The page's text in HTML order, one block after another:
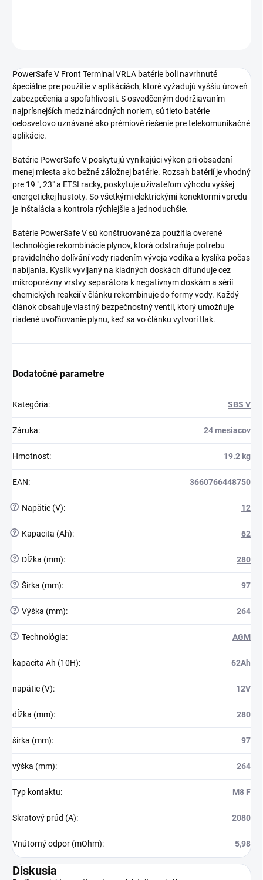
PowerSafe V Front Terminal VRLA batérie boli navrhnuté
špeciálne pre použitie v aplikáciách, ktoré vyžadujú vyššiu úroveň
zabezpečenia a spoľahlivosti. S osvedčeným dodržiavaním
najprísnejších medzinárodných noriem, sú tieto batérie
celosvetovo uznávané ako prémiové riešenie pre telekomunikačné
aplikácie.
Batérie PowerSafe V poskytujú vynikajúci výkon pri obsadení
menej miesta ako bežné záložnej batérie. Rozsah batérií je vhodný
pre 19 ", 23" a ETSI racky, poskytuje užívateľom výhodu vyššej
energetickej hustoty. So všetkými elektrickými konektormi vpredu
je inštalácia a kontrola rýchlejšie a jednoduchšie.
Batérie PowerSafe V sú konštruované za použitia overené
technológie rekombinácie plynov, ktorá odstraňuje potrebu
pravidelného dolívání vody riadením vývoja vodíka a kyslíka počas
nabíjania. Kyslík vyvíjaný na kladných doskách difunduje cez
mikroporézny vrstvy separátora k negatívnym doskám a sérií
chemických reakcií v článku rekombinuje do formy vody. Každý
článok obsahuje vlastný bezpečnostný ventil, ktorý umožňuje
riadené uvoľňovanie plynu, keď sa vo článku vytvorí tlak.
Dodatočné parametre
Kategória: SBS V
Záruka: 24 mesiacov
Hmotnosť: 19.2 kg
EAN: 3660766448750
? Napätie (V): 12
? Kapacita (Ah): 62
? Dĺžka (mm): 280
? Šírka (mm): 97
? Výška (mm): 264
? Technológia: AGM
kapacita Ah (10H): 62Ah
napätie (V): 12V
dĺžka (mm): 280
šírka (mm): 97
výška (mm): 264
Typ kontaktu: M8 F
Skratový prúd (A): 2080
Vnútorný odpor (mOhm): 5,98
Diskusia